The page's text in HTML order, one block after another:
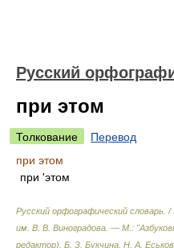
Русский
при этом
Толкование
Перевод
при этом
при 'этом
Русский орфографический словарь.
им. В. В. Виноградова. — М.:
редактор), Б. З. Букчина, Н. А.